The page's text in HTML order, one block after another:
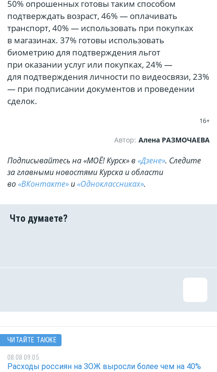
50% опрошенных готовы таким способом
подтверждать возраст, 46% — оплачивать
транспорт, 40% — использовать при покупках
в магазинах. 37% готовы использовать
биометрию для подтверждения льгот
при оказании услуг или покупках, 24% —
для подтверждения личности по видеосвязи, 23%
— при подписании документов и проведении
сделок.
16+
Автор: Алена РАЗМОЧАЕВА
Подписывайтесь на «МОЁ! Курск» в «Дзене». Cледите
за главными новостями Курска и области
во«ВКонтакте» и«Одноклассниках».
ЧИТАЙТЕ ТАКЖЕ
08.08 09:05
Расходы россиян на ЗОЖ выросли более чем на 40%